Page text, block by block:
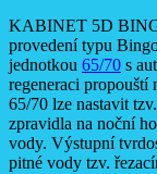
KABINET 5D
provedení typu
jednotkou 65/70 s
regeneraci
65/70 lze nastavit
zpravidla na noční
vody. Výstupní
pitné vody tzv.